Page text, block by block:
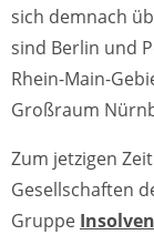
sich demnach
sind Berlin und
Rhein-Main-
Großraum
Zum jetzigen
Gesellschaften
Gruppe